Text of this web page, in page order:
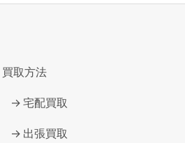
買取方法
宅配買取
出張買取